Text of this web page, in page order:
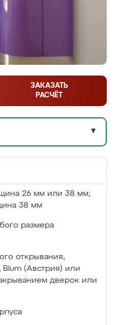
ЗАКАЗАТЬ
РАСЧЁТ
▼
26 мм или 38 мм;
38 мм
размера
открывания,
Blum (Австрия) или
дверок или